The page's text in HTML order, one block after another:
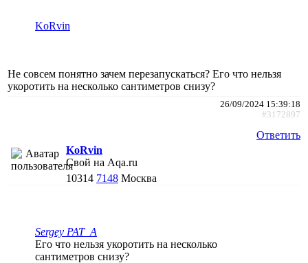
KoRvin
Не совсем понятно зачем перезапускаться? Его что нельзя
укоротить на несколько сантиметров снизу?
26/09/2024 15:39:18
#3172897
Ответить
KoRvin
Свой на Aqa.ru
10314 7148 Москва
Sergey PAT_A
Его что нельзя укоротить на несколько
сантиметров снизу?